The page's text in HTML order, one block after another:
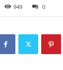
949 0